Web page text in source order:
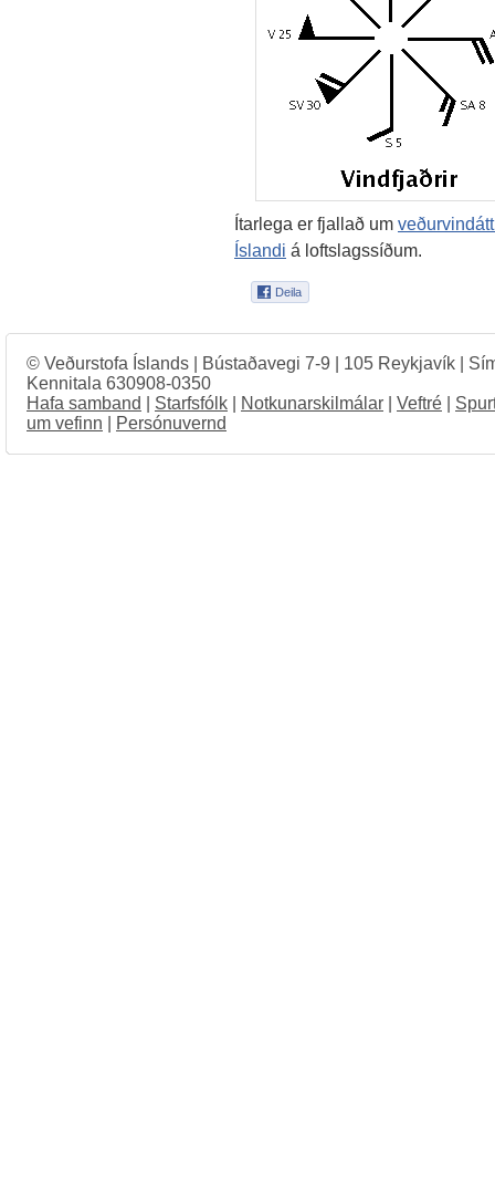
Ítarlega er fjallað um
Íslandi á loftslagssíðum.
© Veðurstofa Íslands | Bústaðavegi 7-9 | 105 Reykjavík |
Kennitala 630908-0350
Hafa samband
Starfsfólk Notkunarskilmálar Veftré
um vefinn
Persónuvernd